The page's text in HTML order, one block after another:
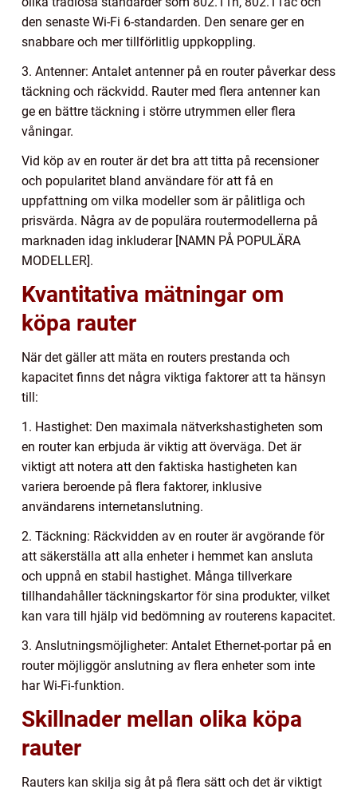
den senaste Wi-Fi 6-standarden. Den senare ger en
snabbare och mer tillförlitlig uppkoppling.
3. Antenner: Antalet antenner på en router påverkar dess
täckning och räckvidd. Rauter med flera antenner kan
ge en bättre täckning i större utrymmen eller flera
våningar.
Vid köp av en router är det bra att titta på recensioner
och popularitet bland användare för att få en
uppfattning om vilka modeller som är pålitliga och
prisvärda. Några av de populära routermodellerna på
marknaden idag inkluderar [NAMN PÅ POPULÄRA
MODELLER].
Kvantitativa mätningar om
köpa rauter
När det gäller att mäta en routers prestanda och
kapacitet finns det några viktiga faktorer att ta hänsyn
till:
1. Hastighet: Den maximala nätverkshastigheten som
en router kan erbjuda är viktig att överväga. Det är
viktigt att notera att den faktiska hastigheten kan
variera beroende på flera faktorer, inklusive
användarens internetanslutning.
2. Täckning: Räckvidden av en router är avgörande för
att säkerställa att alla enheter i hemmet kan ansluta
och uppnå en stabil hastighet. Många tillverkare
tillhandahåller täckningskartor för sina produkter, vilket
kan vara till hjälp vid bedömning av routerens kapacitet.
3. Anslutningsmöjligheter: Antalet Ethernet-portar på en
router möjliggör anslutning av flera enheter som inte
har Wi-Fi-funktion.
Skillnader mellan olika köpa
rauter
Rauters kan skilja sig åt på flera sätt och det är viktigt